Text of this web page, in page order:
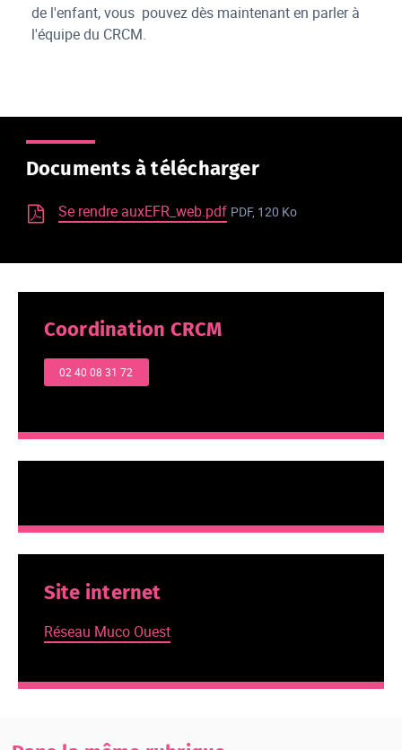
de l'enfant, vous pouvez dès maintenant en parler à
l'équipe du CRCM.
Documents à télécharger
Se rendre auxEFR_web.pdf PDF, 120 Ko
Coordination CRCM
02 40 08 31 72
Site internet
Réseau Muco Ouest